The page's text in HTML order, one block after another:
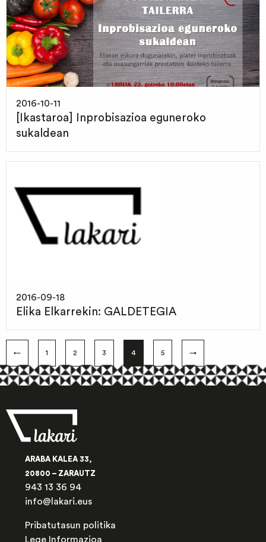
2016-10-11
[Ikastaroa] Inprobisazioa eguneroko
sukaldean
2016-09-18
Elika Elkarrekin: GALDETEGIA
← 1 2 3 4 5 →
ARABA KALEA 33,
20800 – ZARAUTZ
943 13 36 94
info@lakari.eus
Pribatutasun politika
Lege Informazioa